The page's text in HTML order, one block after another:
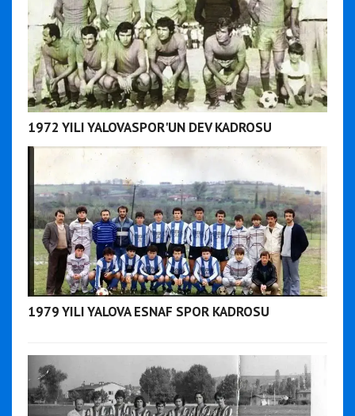
1972 YILI YALOVASPOR'UN DEV KADROSU
1979 YILI YALOVA ESNAF SPOR KADROSU